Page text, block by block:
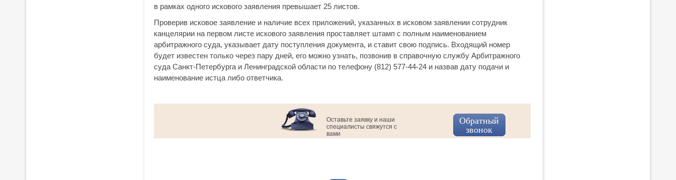
в рамках одного искового заявления превышает 25 листов.
Проверив исковое заявление и наличие всех приложений, указанных в исковом заявлении сотрудник
канцелярии на первом листе искового заявления проставляет штамп с полным наименованием
арбитражного суда, указывает дату поступления документа, и ставит свою подпись. Входящий номер
будет известен только через пару дней, его можно узнать, позвонив в справочную службу Арбитражного
суда Санкт-Петербурга и Ленинградской области по телефону (812) 577-44-24 и назвав дату подачи и
наименование истца либо ответчика.
Оставьте заявку и наши
специалисты свяжутся с
вами
Обратный
звонок